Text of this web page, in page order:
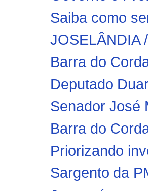
Saiba como
JOSELÂNDIA
Barra do
Deputado
Senador José
Barra do
Priorizando
Sargento da